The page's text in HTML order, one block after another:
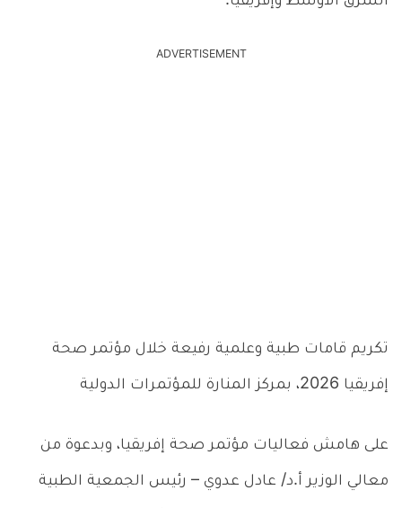
ADVERTISEMENT
تكريم قامات طبية وعلمية رفيعة خلال مؤتمر صحة
إفريقيا 2026، بمركز المنارة للمؤتمرات الدولية
على هامش فعاليات مؤتمر صحة إفريقيا، وبدعوة من
معالي الوزير أ.د/ عادل عدوي – رئيس الجمعية الطبية